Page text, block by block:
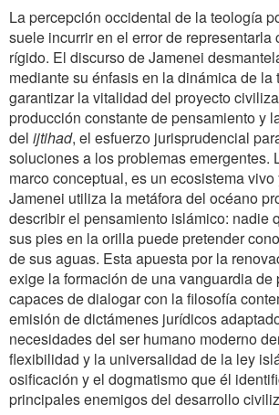
La percepción occidental de la teología
suele incurrir en el error de representarla
rígido. El discurso de Jamenei
mediante su énfasis en la dinámica de la
garantizar la vitalidad del proyecto
producción constante de pensamiento y
del ijtihad, el esfuerzo jurisprudencial
soluciones a los problemas emergentes.
marco conceptual, es un ecosistema vivo
Jamenei utiliza la metáfora del océano
describir el pensamiento islámico: nadie
sus pies en la orilla puede pretender
de sus aguas. Esta apuesta por la
exige la formación de una vanguardia de
capaces de dialogar con la filosofía
emisión de dictámenes jurídicos
necesidades del ser humano moderno
flexibilidad y la universalidad de la ley
osificación y el dogmatismo que él
principales enemigos del desarrollo